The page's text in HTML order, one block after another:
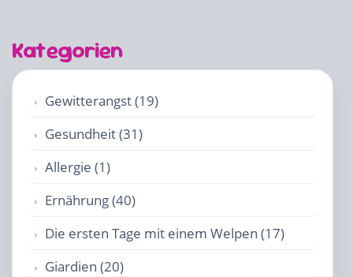
Kategorien
Gewitterangst (19)
Gesundheit (31)
Allergie (1)
Ernährung (40)
Die ersten Tage mit einem Welpen (17)
Giardien (20)